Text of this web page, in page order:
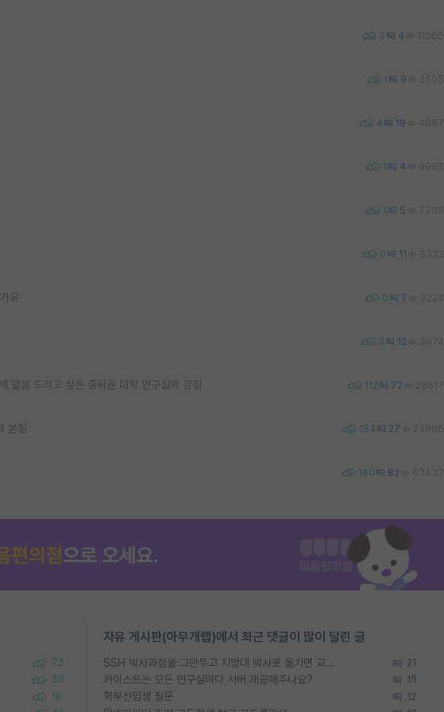
3 4 11065
1 9 2505
4 19 4087
1 4 9987
1 5 7709
0 11 3332
유 0 7 9224
3 12 3674
말씀 드리고 싶은 중위권 대학 연구실의 강점 112 72 28617
본질 154 27 24966
160 82 63433
72
50
16
자유 게시판(아무개랩)에서 최근 댓글이 많이 달린 글
SSH 박사과정을 그만두고 지방대 박사로 옮기면 교수의 꿈은 끝일까요? 21
카이스트는 모든 연구실마다 서버 제공해주나요? 15
학부신입생 질문 12